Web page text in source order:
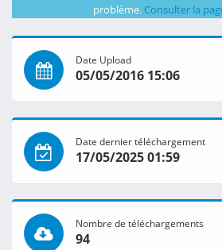
problème. Consulter la
Date Upload
05/05/2016 15:06
Date dernier téléchargement
17/05/2025 01:59
Nombre de téléchargements
94